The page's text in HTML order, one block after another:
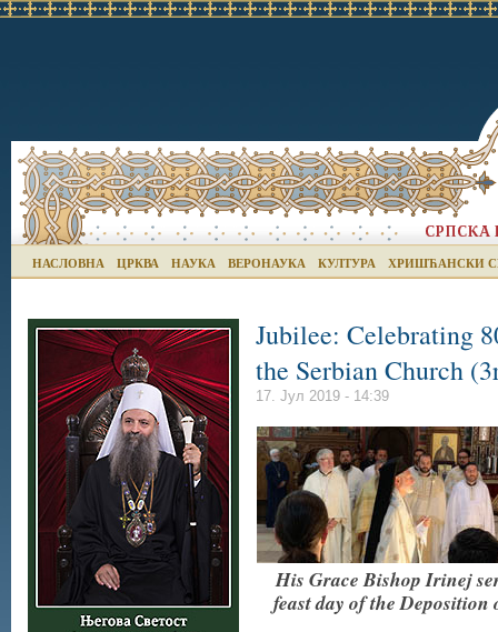
НАСЛОВНА ЦРКВА НАУКА ВЕРОНАУКА КУЛТУРА ХРИШЋАНСКИ
Jubilee: Celebrating
the Serbian Church
17. Јул 2019 - 14:39
His Grace Bishop Irinej
feast day of the